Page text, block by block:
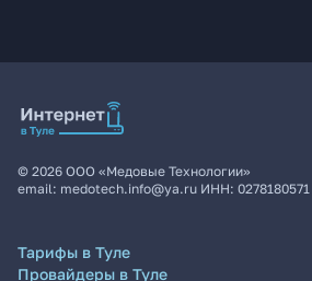
© 2026 ООО «Медовые Технологии»
email: medotech.info@ya.ru ИНН: 0278180571
Тарифы в Туле
Провайдеры в Туле